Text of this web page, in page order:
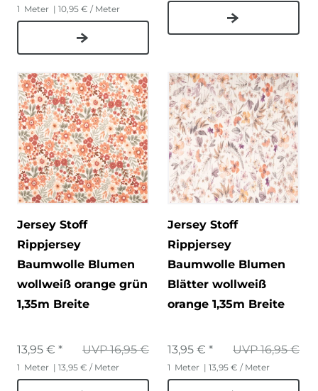
1 Meter | 10,95 € / Meter
Jersey Stoff
Rippjersey
Baumwolle Blumen
wollweiß orange grün
1,35m Breite
UVP 16,95 €
13,95 € *
1 Meter | 13,95 € / Meter
Jersey Stoff
Rippjersey
Baumwolle Blumen
Blätter wollweiß
orange 1,35m Breite
UVP 16,95 €
13,95 € *
1 Meter | 13,95 € / Meter